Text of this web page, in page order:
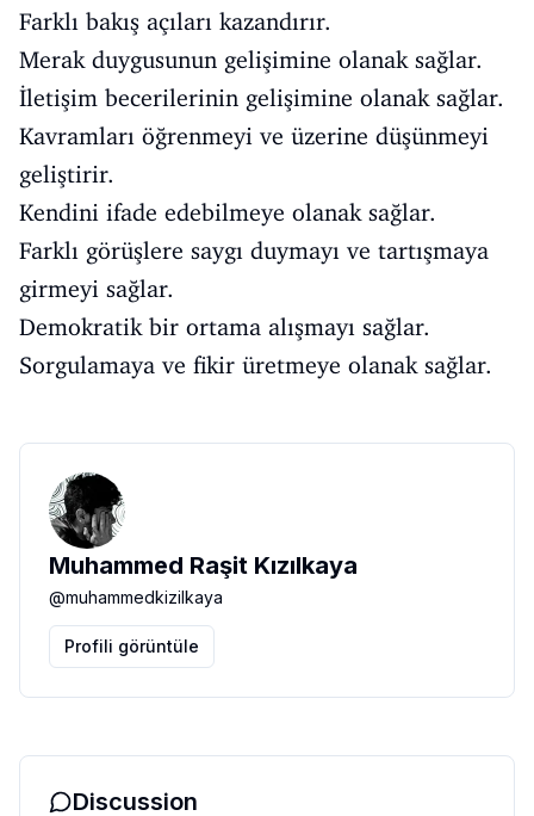
Farklı bakış açıları kazandırır.
Merak duygusunun gelişimine olanak sağlar.
İletişim becerilerinin gelişimine olanak sağlar.
Kavramları öğrenmeyi ve üzerine düşünmeyi
geliştirir.
Kendini ifade edebilmeye olanak sağlar.
Farklı görüşlere saygı duymayı ve tartışmaya
girmeyi sağlar.
Demokratik bir ortama alışmayı sağlar.
Sorgulamaya ve fikir üretmeye olanak sağlar.
Muhammed Raşit Kızılkaya
@muhammedkizilkaya
Profili görüntüle
Discussion